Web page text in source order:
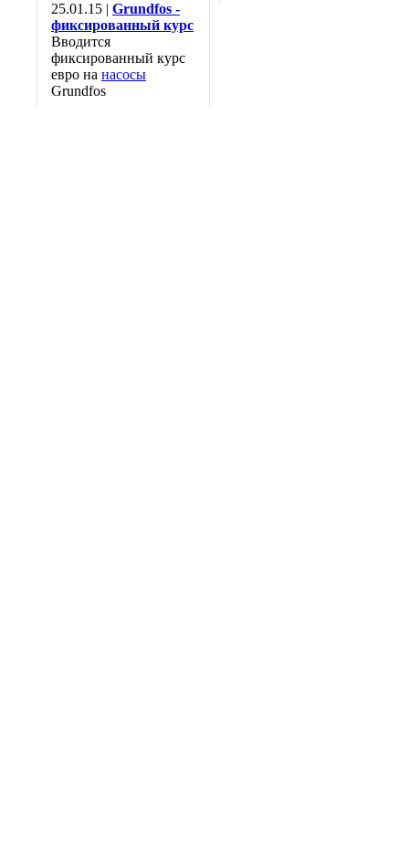
25.01.15 | Grundfos -
фиксированный курс
Вводится
фиксированный курс
евро на насосы
Grundfos